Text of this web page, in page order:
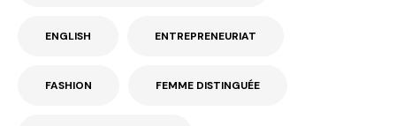
ENGLISH ENTREPRENEURIAT
FASHION FEMME DISTINGUÉE